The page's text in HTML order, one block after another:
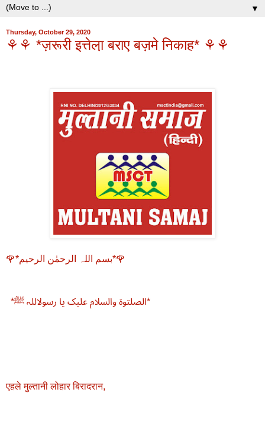
▼
Thursday, October 29, 2020
⚘⚘ *ज़रूरी इत्तेला़ बराए बज़मे निकाह* ⚘⚘
🌹*بسم اللہ الرحمٰن الرحیم*🌹
*الصلتوۃ والسلام علیک یا رسولاللہ ﷺ*
एहले मुल्तानी लोहार बिरादरान,